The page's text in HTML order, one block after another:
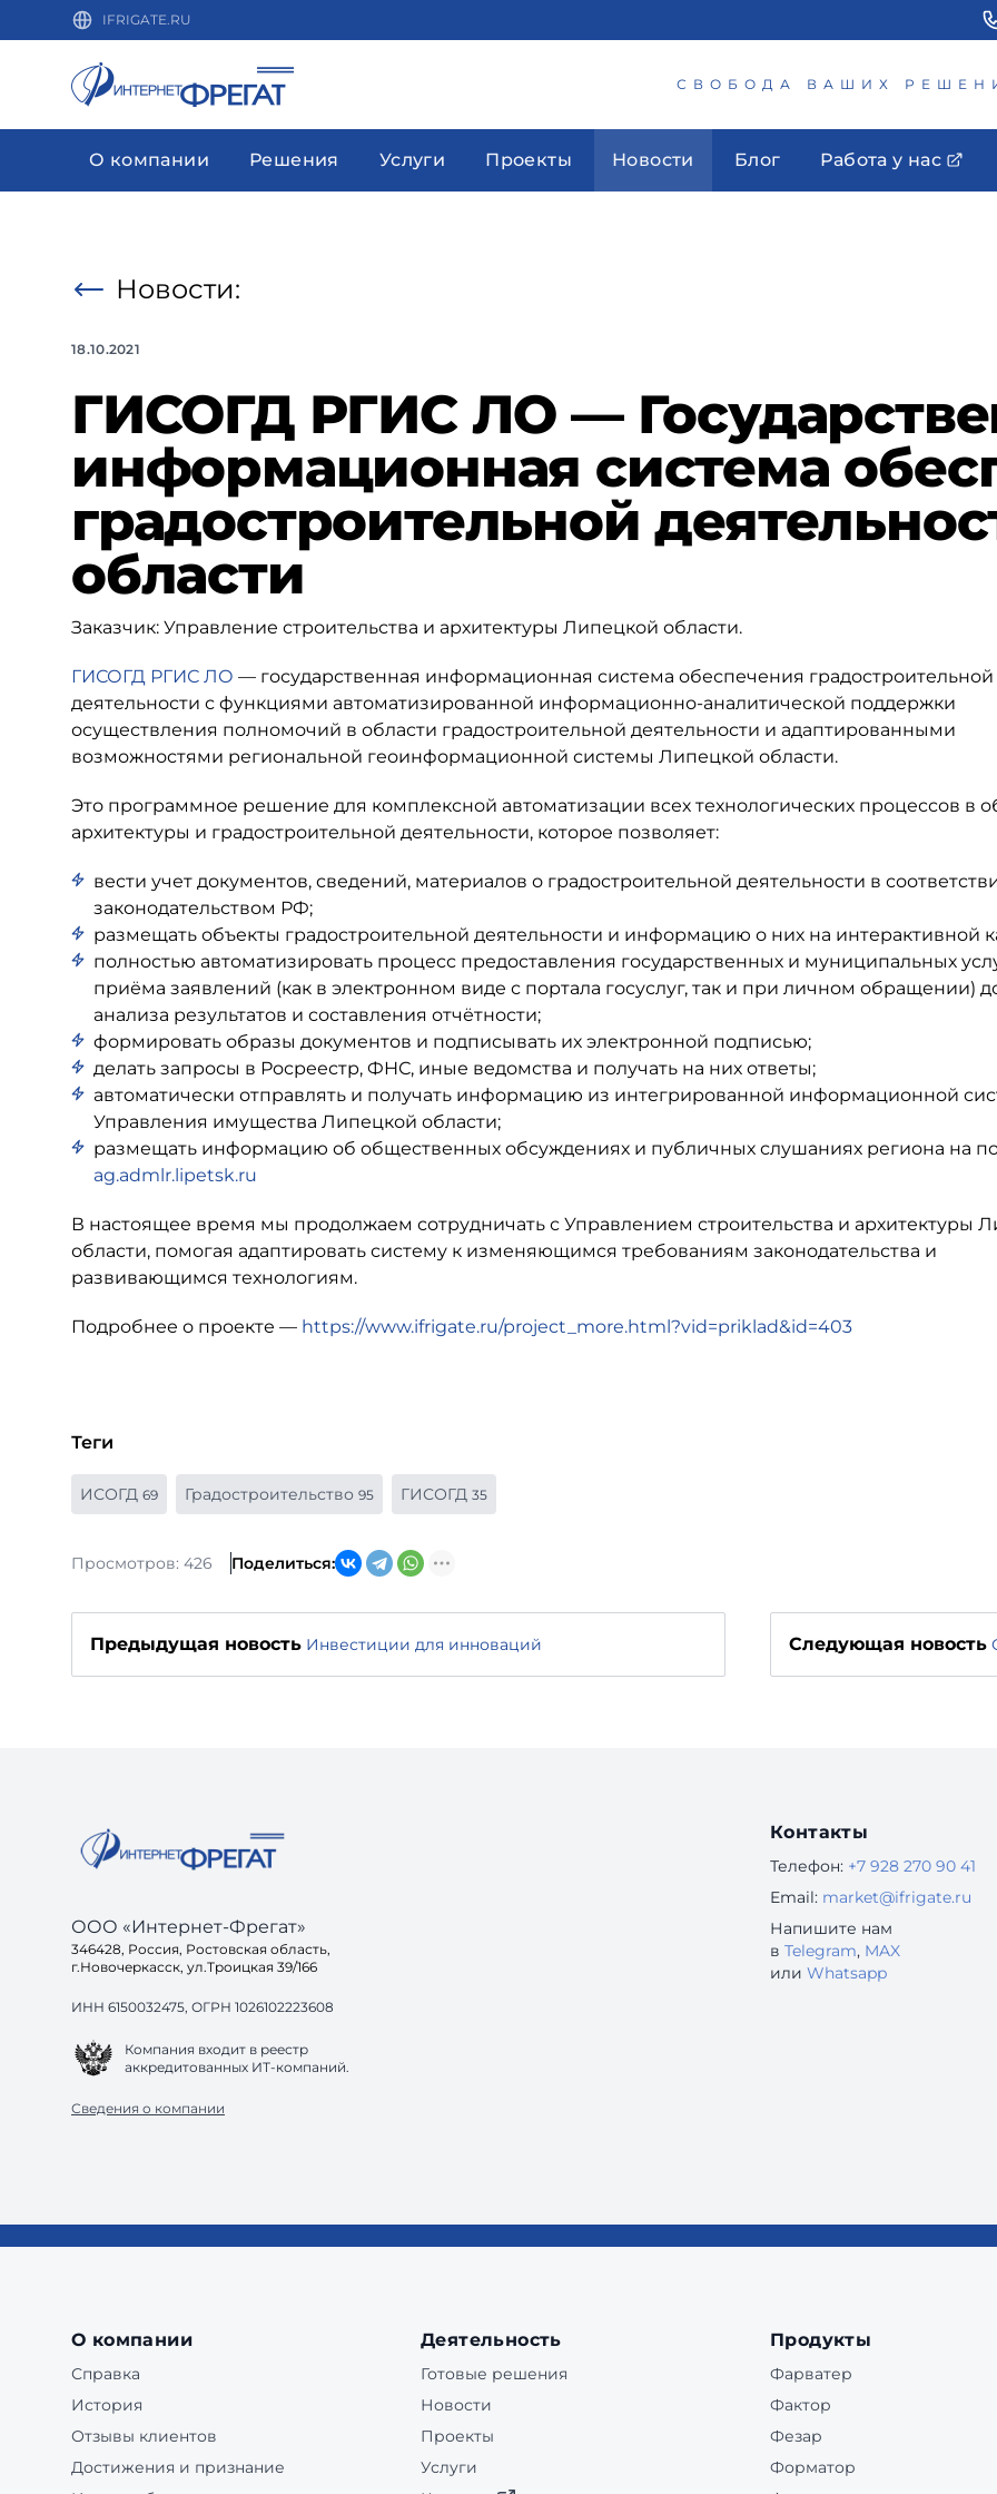
IFRIGATE.RU
СВОБОДА ВАШИХ
О компании Решения Услуги Проекты Новости Блог Работа у нас
Новости:
18.10.2021
ГИСОГД РГИС ЛО —
информационная система
градостроительной
области
Заказчик: Управление строительства и архитектуры Липецкой области.
ГИСОГД РГИС ЛО — государственная информационная система обеспечения градостроительной
деятельности с функциями автоматизированной информационно-аналитической поддержки
осуществления полномочий в области градостроительной деятельности и адаптированными
возможностями региональной геоинформационной системы Липецкой области.
Это программное решение для комплексной автоматизации всех технологических процессов в
архитектуры и градостроительной деятельности, которое позволяет:
вести учет документов, сведений, материалов о градостроительной деятельности в
законодательством РФ;
размещать объекты градостроительной деятельности и информацию о них на интерактивной
полностью автоматизировать процесс предоставления государственных и муниципальных
приёма заявлений (как в электронном виде с портала госуслуг, так и при личном обращении)
анализа результатов и составления отчётности;
формировать образы документов и подписывать их электронной подписью;
делать запросы в Росреестр, ФНС, иные ведомства и получать на них ответы;
автоматически отправлять и получать информацию из интегрированной информационной
Управления имущества Липецкой области;
размещать информацию об общественных обсуждениях и публичных слушаниях региона на
ag.admlr.lipetsk.ru
В настоящее время мы продолжаем сотрудничать с Управлением строительства и архитектуры
области, помогая адаптировать систему к изменяющимся требованиям законодательства и
развивающимся технологиям.
Подробнее о проекте — https://www.ifrigate.ru/project_more.html?vid=priklad&id=403
Теги
ИСОГД 69 Градостроительство 95 ГИСОГД 35
Просмотров: 426 Поделиться:
Предыдущая новость Инвестиции для инноваций Следующая новость
ООО «Интернет-Фрегат»
346428, Россия, Ростовская область,
г.Новочеркасск, ул.Троицкая 39/166
ИНН 6150032475, ОГРН 1026102223608
Компания входит в реестр
аккредитованных ИТ-компаний.
Сведения о компании
Контакты
Телефон: +7 928 270 90 41
Email: market@ifrigate.ru
Напишите нам
в Telegram, MAX
или Whatsapp
О компании
Справка
История
Отзывы клиентов
Достижения и признание
Деятельность
Готовые решения
Новости
Проекты
Услуги
Продукты
Фарватер
Фактор
Фезар
Форматор